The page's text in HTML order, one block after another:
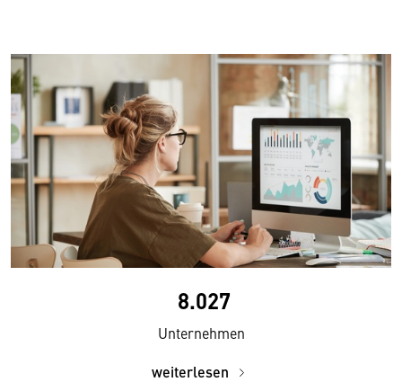
8.027
Unternehmen
weiterlesen